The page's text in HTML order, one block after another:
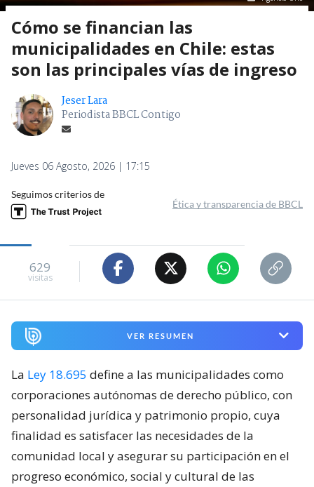
Cómo se financian las
municipalidades en Chile: estas
son las principales vías de ingreso
Jeser Lara
Periodista BBCL Contigo
Jueves 06 Agosto, 2026 | 17:15
Seguimos criterios de
Ética y transparencia de BBCL
629
visitas
VER RESUMEN
La Ley 18.695 define a las municipalidades como
corporaciones autónomas de derecho público, con
personalidad jurídica y patrimonio propio, cuya
finalidad es satisfacer las necesidades de la
comunidad local y asegurar su participación en el
progreso económico, social y cultural de las